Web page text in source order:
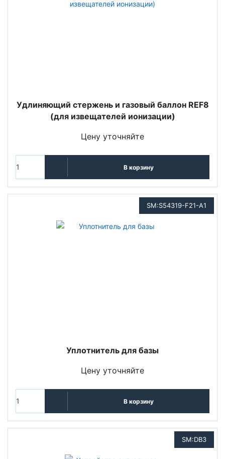
Удлиняющий стержень и газовый баллон REF8
(для извещателей ионизации)
Цену уточняйте
В корзину
SM:S54319-F21-A1
Уплотнитель для базы
Цену уточняйте
В корзину
SM:DB3